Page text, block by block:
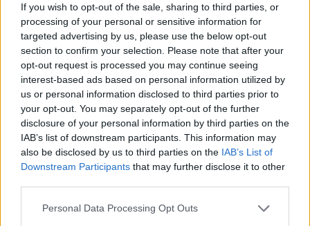
If you wish to opt-out of the sale, sharing to third parties, or
processing of your personal or sensitive information for
targeted advertising by us, please use the below opt-out
section to confirm your selection. Please note that after your
opt-out request is processed you may continue seeing
interest-based ads based on personal information utilized by
us or personal information disclosed to third parties prior to
your opt-out. You may separately opt-out of the further
disclosure of your personal information by third parties on the
IAB’s list of downstream participants. This information may
also be disclosed by us to third parties on the IAB’s List of
Downstream Participants that may further disclose it to other
Personal Data Processing Opt Outs
Di Palma, una vera e propria palestra, e
così comicia a innamorarsi del mondo
radiofonico. Nel 2012 viene chiamato da
M2Oe comincia a lavorare in una radio
nazionale. A contraddistinguerlo, da
sempre, è la schiettezza e l'ironia
pungente che da sempre l'ha
accompagnato. Inoltre, nel 2016 Matteo
blog incentrato sul mondo degli